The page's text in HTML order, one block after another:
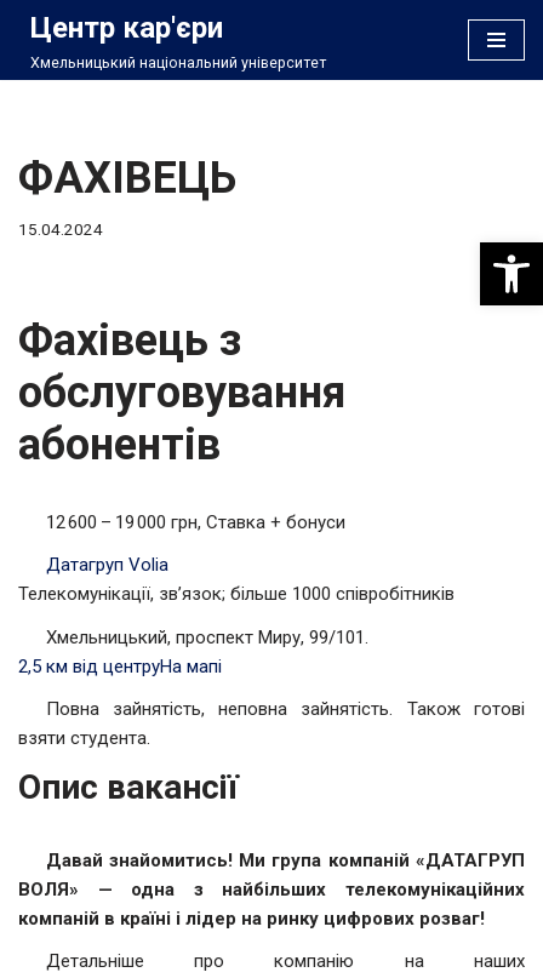
Перейти
Центр кар'єри
Хмельницький національний університет
ФАХІВЕЦЬ
15.04.2024
Фахівець з
обслуговування
абонентів
12 600 – 19 000 грн, Ставка + бонуси
Датагруп Volia
Телекомунікації, зв’язок; більше 1000 співробітників
Хмельницький, проспект Миру, 99/101.
2,5 км від центруНа мапі
Повна зайнятість, неповна зайнятість. Також готові
взяти студента.
Опис вакансії
Давай знайомитись! Ми група компаній «ДАТАГРУП
ВОЛЯ» — одна з найбільших телекомунікаційних
компаній в країні і лідер на ринку цифрових розваг!
Детальніше про компанію на наших